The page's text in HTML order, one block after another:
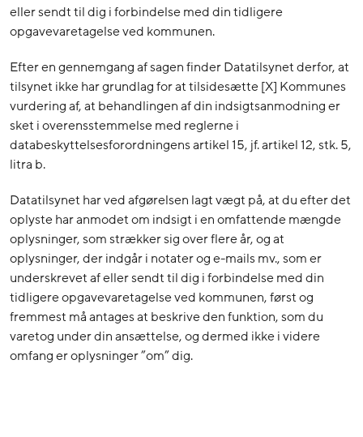
eller sendt til dig i forbindelse med din tidligere
opgavevaretagelse ved kommunen.
Efter en gennemgang af sagen finder Datatilsynet derfor, at
tilsynet ikke har grundlag for at tilsidesætte [X] Kommunes
vurdering af, at behandlingen af din indsigtsanmodning er
sket i overensstemmelse med reglerne i
databeskyttelsesforordningens artikel 15, jf. artikel 12, stk. 5,
litra b.
Datatilsynet har ved afgørelsen lagt vægt på, at du efter det
oplyste har anmodet om indsigt i en omfattende mængde
oplysninger, som strækker sig over flere år, og at
oplysninger, der indgår i notater og e-mails mv., som er
underskrevet af eller sendt til dig i forbindelse med din
tidligere opgavevaretagelse ved kommunen, først og
fremmest må antages at beskrive den funktion, som du
varetog under din ansættelse, og dermed ikke i videre
omfang er oplysninger ”om” dig.